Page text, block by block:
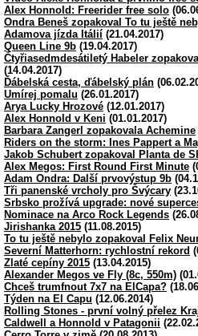
Alex Honnold: Freerider free solo
Ondra Beneš zopakoval To tu ještě
Adamova jízda Itálií (21.04.2017)
Queen Line 9b (19.04.2017)
Čtyřiasedmdesátiletý Habeler
(14.04.2017)
Ďábelská cesta, ďábelský plán
Umírej pomalu (26.01.2017)
Arya Lucky Hrozové (12.01.2017)
Alex Honnold v Keni (01.01.2017)
Barbara Zangerl zopakovala Achemine
Riders on the storm: Ines Pappert a
Jakob Schubert zopakoval Planta de
Alex Megos: First Round First Minute
Adam Ondra: Další prvovýstup 9b
Tři panenské vrcholy pro Švýcary
Srbsko prožívá upgrade: nové
Nominace na Arco Rock Legends
Jirishanka 2015 (11.08.2015)
To tu ještě nebylo zopakoval Felix
Severní Matterhorn: rychlostní rekord
Zlaté cepíny 2015 (13.04.2015)
Alexander Megos ve Fly (8c, 550m)
Chceš trumfnout 7x7 na ElCapa?
Týden na El Capu (12.06.2014)
Rolling Stones - první volný přelez
Caldwell a Honnold v Patagonii